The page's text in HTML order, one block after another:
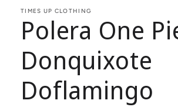
1
en
una
ventana
TIMES UP CLOTHING
Polera One
Donquixote
Doflamingo